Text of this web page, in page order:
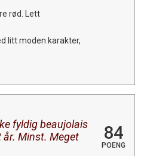
rød. Lett
litt moden karakter,
fyldig beaujolais
år. Minst. Meget
84
POENG